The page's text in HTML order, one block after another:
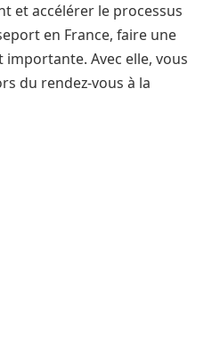
et accélérer le processus
en France, faire une
Avec elle, vous
du rendez-vous à la